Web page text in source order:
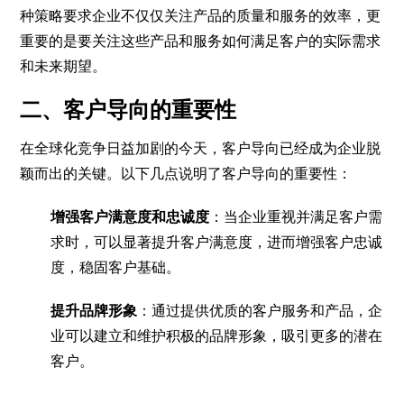
种策略要求企业不仅仅关注产品的质量和服务的效率，更
重要的是要关注这些产品和服务如何满足客户的实际需求
和未来期望。
二、客户导向的重要性
在全球化竞争日益加剧的今天，客户导向已经成为企业脱
颖而出的关键。以下几点说明了客户导向的重要性：
增强客户满意度和忠诚度 ：当企业重视并满足客户需
求时，可以显著提升客户满意度，进而增强客户忠诚
度，稳固客户基础。
提升品牌形象 ：通过提供优质的客户服务和产品，企
业可以建立和维护积极的品牌形象，吸引更多的潜在
客户。